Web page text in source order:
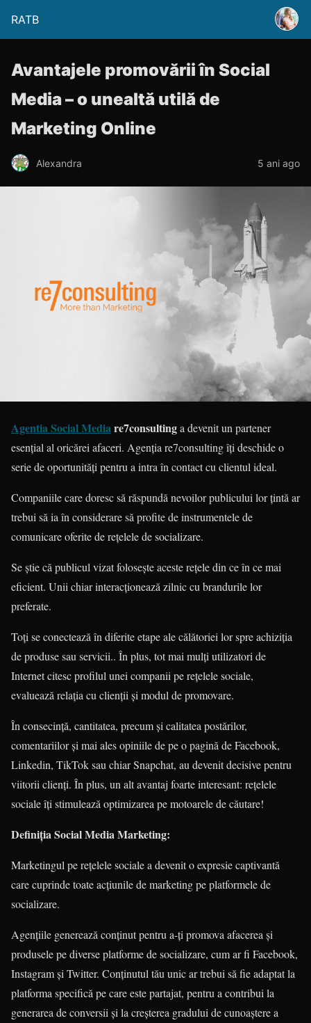
RATB
Avantajele promovării în Social
Media – o unealtă utilă de
Marketing Online
Alexandra 5 ani ago
Agentia Social Mediare7consultinga devenit un partener
esențial al oricărei afaceri. Agenția re7consulting îți deschide o
serie de oportunități pentru a intra în contact cu clientul ideal.
Companiile care doresc să răspundă nevoilor publicului lor țintă ar
trebui să ia în considerare să profite de instrumentele de
comunicare oferite de rețelele de socializare.
Se știe că publicul vizat folosește aceste rețele din ce în ce mai
eficient. Unii chiar interacționează zilnic cu brandurile lor
preferate.
Toți se conectează în diferite etape ale călătoriei lor spre achiziția
de produse sau servicii.. În plus, tot mai mulți utilizatori de
Internet citesc profilul unei companii pe rețelele sociale,
evaluează relația cu clienții și modul de promovare.
În consecință, cantitatea, precum și calitatea postărilor,
comentariilor și mai ales opiniile de pe o pagină de Facebook,
Linkedin, TikTok sau chiar Snapchat, au devenit decisive pentru
viitorii clienți. În plus, un alt avantaj foarte interesant: rețelele
sociale îți stimulează optimizarea pe motoarele de căutare!
Definiția Social Media Marketing:
Marketingul pe rețelele sociale a devenit o expresie captivantă
care cuprinde toate acțiunile de marketing pe platformele de
socializare.
Agențiile generează conținut pentru a-ți promova afacerea și
produsele pe diverse platforme de socializare, cum ar fi Facebook,
Instagram și Twitter. Conținutul tău unic ar trebui să fie adaptat la
platforma specifică pe care este partajat, pentru a contribui la
generarea de conversii și la creșterea gradului de cunoaștere a